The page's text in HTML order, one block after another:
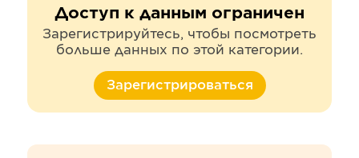
Доступ к данным ограничен
Зарегистрируйтесь, чтобы посмотреть
больше данных по этой категории.
Зарегистрироваться